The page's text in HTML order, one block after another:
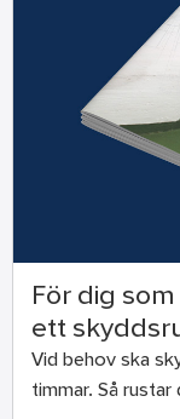
För dig
ett
Vid behov ska
timmar. Så rustar